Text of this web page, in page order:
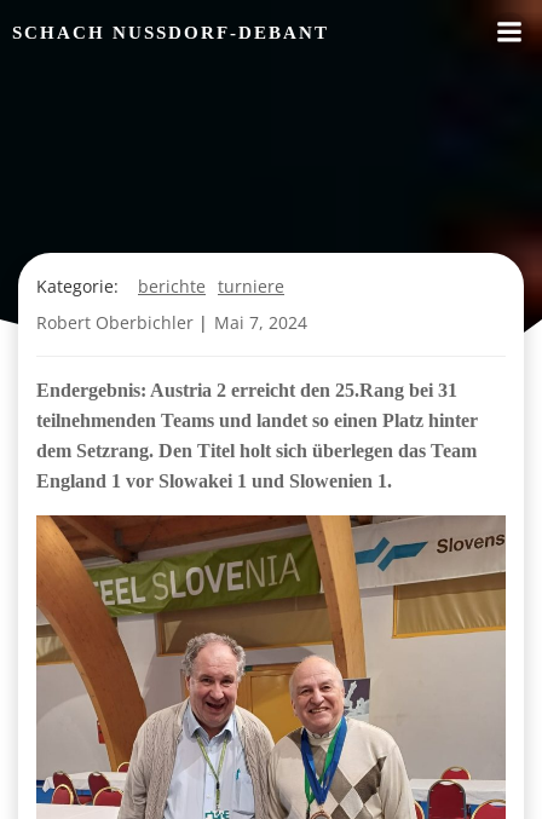
Inhalt
SCHACH NUSSDORF-DEBANT
Kategorie: berichte turniere
Robert Oberbichler | Mai 7, 2024
Endergebnis: Austria 2 erreicht den 25.Rang bei 31
teilnehmenden Teams und landet so einen Platz hinter
dem Setzrang. Den Titel holt sich überlegen das Team
England 1 vor Slowakei 1 und Slowenien 1.